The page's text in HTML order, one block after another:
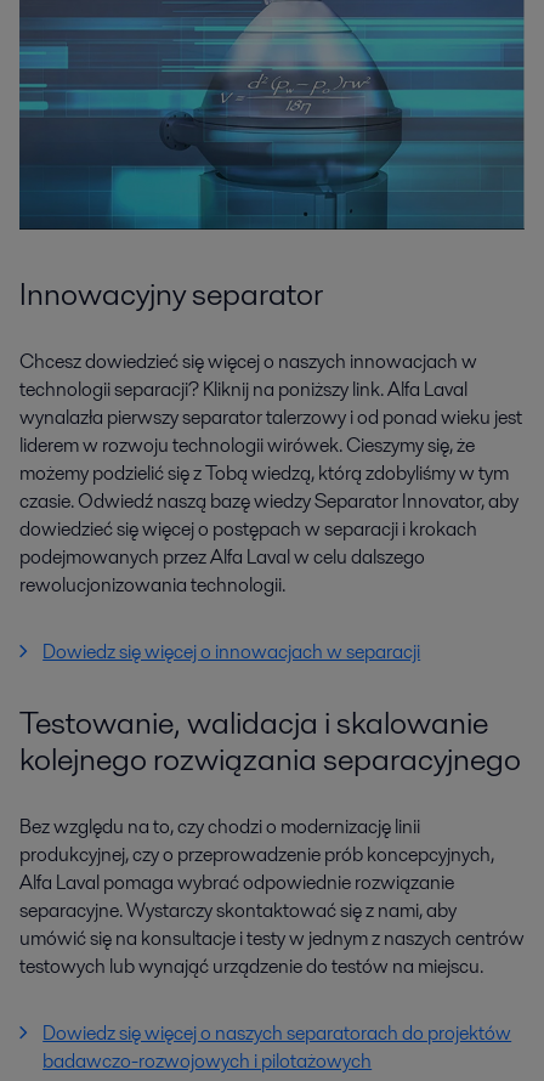
Innowacyjny separator
Chcesz dowiedzieć się więcej o naszych innowacjach w
technologii separacji? Kliknij na poniższy link. Alfa Laval
wynalazła pierwszy separator talerzowy i od ponad wieku jest
liderem w rozwoju technologii wirówek. Cieszymy się, że
możemy podzielić się z Tobą wiedzą, którą zdobyliśmy w tym
czasie. Odwiedź naszą bazę wiedzy Separator Innovator, aby
dowiedzieć się więcej o postępach w separacji i krokach
podejmowanych przez Alfa Laval w celu dalszego
rewolucjonizowania technologii.
Dowiedz się więcej o innowacjach w separacji
Testowanie, walidacja i skalowanie
kolejnego rozwiązania separacyjnego
Bez względu na to, czy chodzi o modernizację linii
produkcyjnej, czy o przeprowadzenie prób koncepcyjnych,
Alfa Laval pomaga wybrać odpowiednie rozwiązanie
separacyjne. Wystarczy skontaktować się z nami, aby
umówić się na konsultacje i testy w jednym z naszych centrów
testowych lub wynająć urządzenie do testów na miejscu.
Dowiedz się więcej o naszych separatorach do projektów
badawczo-rozwojowych i pilotażowych